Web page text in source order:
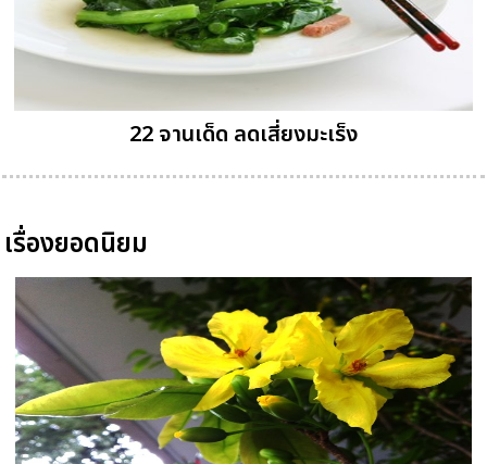
22 จานเด็ด ลดเสี่ยงมะเร็ง
เรื่องยอดนิยม